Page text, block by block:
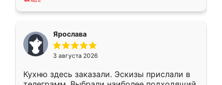
Ярослава
3 августа 2026
Кухню здесь заказали. Эскизы прислали в